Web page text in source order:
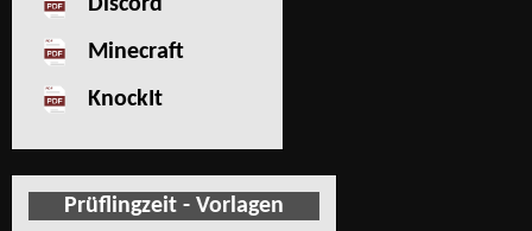
Minecraft
KnockIt
Prüflingzeit - Vorlagen